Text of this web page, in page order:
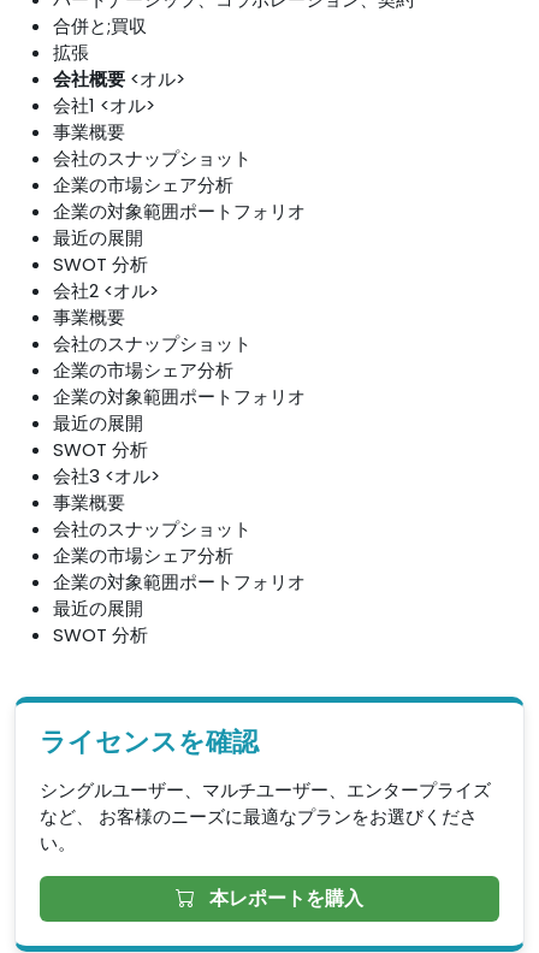
合併と;買収
拡張
会社概要 <オル>
会社1 <オル>
事業概要
会社のスナップショット
企業の市場シェア分析
企業の対象範囲ポートフォリオ
最近の展開
SWOT 分析
会社2 <オル>
事業概要
会社のスナップショット
企業の市場シェア分析
企業の対象範囲ポートフォリオ
最近の展開
SWOT 分析
会社3 <オル>
事業概要
会社のスナップショット
企業の市場シェア分析
企業の対象範囲ポートフォリオ
最近の展開
SWOT 分析
ライセンスを確認
シングルユーザー、マルチユーザー、エンタープライズ
など、 お客様のニーズに最適なプランをお選びくださ
い。
本レポートを購入